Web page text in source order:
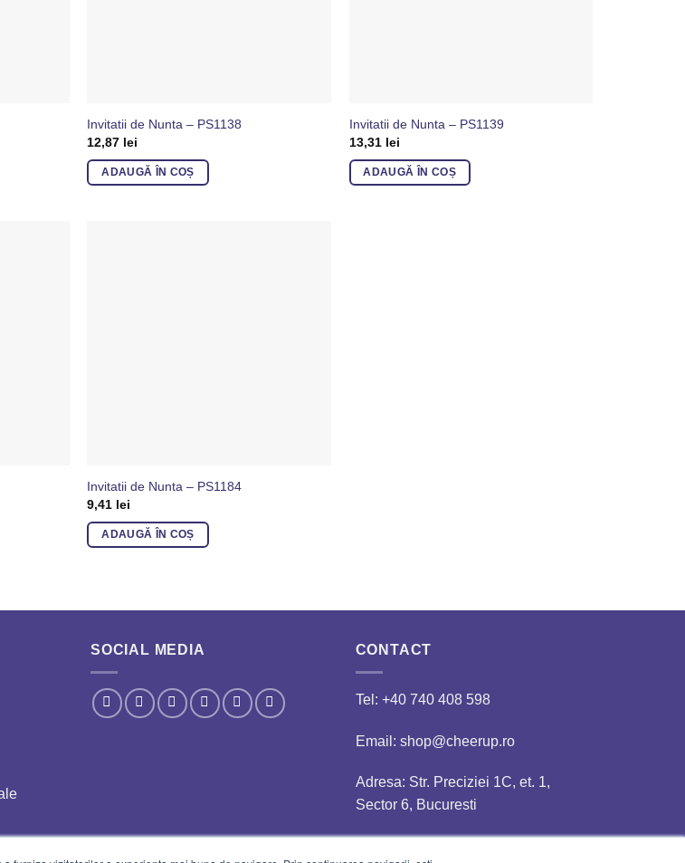
Invitatii de Nunta – PS1138
12,87 lei
ADAUGĂ ÎN COȘ
Invitatii de Nunta – PS1139
13,31 lei
ADAUGĂ ÎN COȘ
Invitatii de Nunta – PS1184
9,41 lei
ADAUGĂ ÎN COȘ
SOCIAL MEDIA CONTACT
Tel: +40 740 408 598
Email: shop@cheerup.ro
Adresa: Str. Preciziei 1C, et. 1,
Sector 6, Bucuresti